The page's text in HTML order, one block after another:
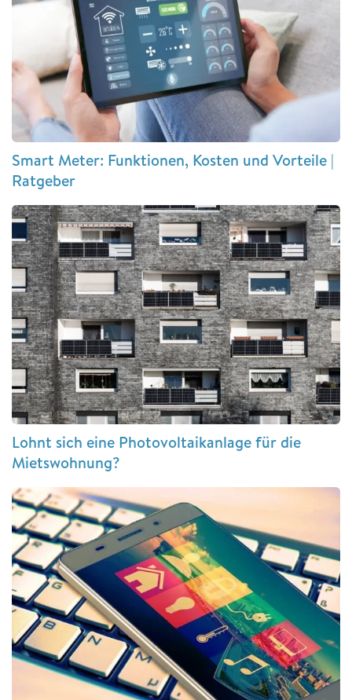
Smart Meter: Funktionen, Kosten und Vorteile |
Ratgeber
Lohnt sich eine Photovoltaikanlage für die
Mietswohnung?